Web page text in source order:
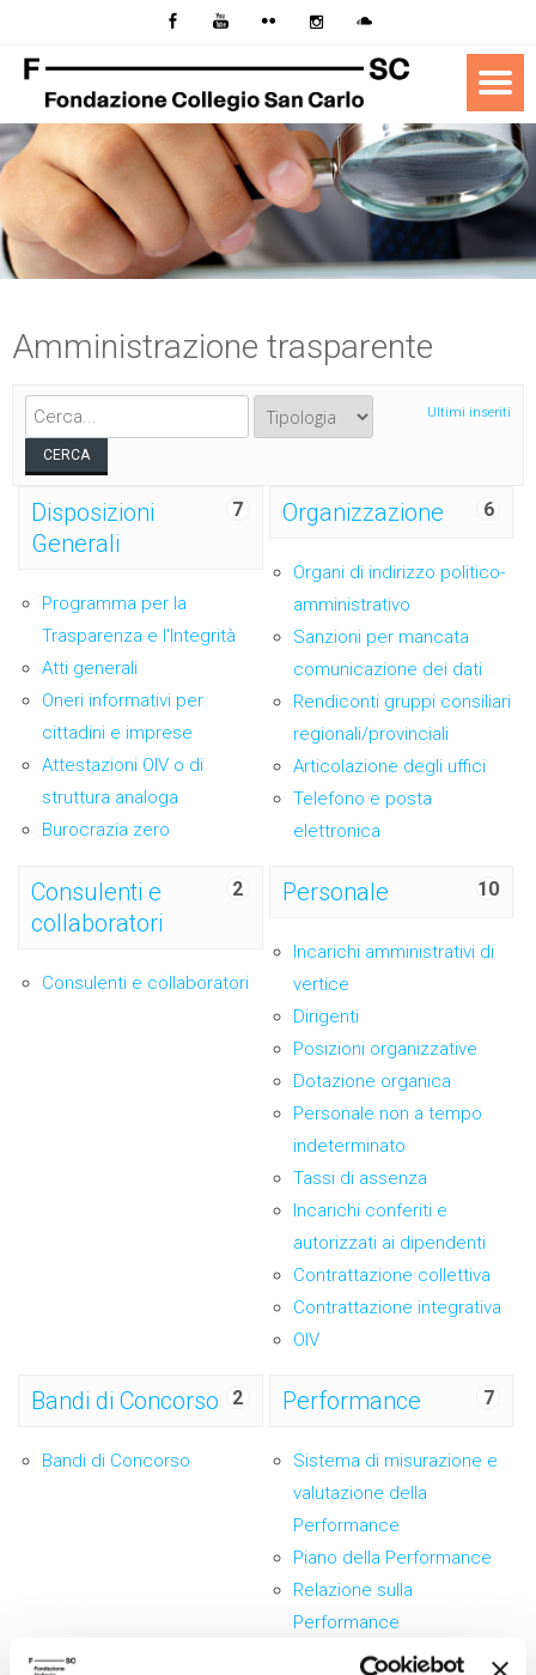
Amministrazione trasparente
Ultimi inseriti
7
Disposizioni
Generali
Programma per la
Trasparenza e l'Integrità
Atti generali
Oneri informativi per
cittadini e imprese
Attestazioni OIV o di
struttura analoga
Burocrazia zero
6
Organizzazione
Organi di indirizzo politico-
amministrativo
Sanzioni per mancata
comunicazione dei dati
Rendiconti gruppi consiliari
regionali/provinciali
Articolazione degli uffici
Telefono e posta
elettronica
2
Consulenti e
collaboratori
Consulenti e collaboratori
10
Personale
Incarichi amministrativi di
vertice
Dirigenti
Posizioni organizzative
Dotazione organica
Personale non a tempo
indeterminato
Tassi di assenza
Incarichi conferiti e
autorizzati ai dipendenti
Contrattazione collettiva
Contrattazione integrativa
OIV
2
Bandi di Concorso
Bandi di Concorso
7
Performance
Sistema di misurazione e
valutazione della
Performance
Piano della Performance
Relazione sulla
Performance
Documento dell'OIV di